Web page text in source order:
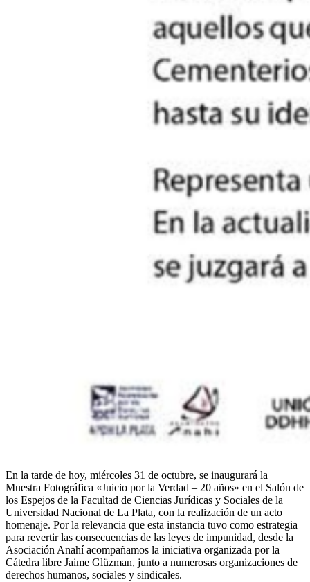
En la tarde de hoy, miércoles 31 de octubre, se inaugurará la
Muestra Fotográfica «Juicio por la Verdad – 20 años» en el Salón de
los Espejos de la Facultad de Ciencias Jurídicas y Sociales de la
Universidad Nacional de La Plata, con la realización de un acto
homenaje. Por la relevancia que esta instancia tuvo como estrategia
para revertir las consecuencias de las leyes de impunidad, desde la
Asociación Anahí acompañamos la iniciativa organizada por la
Cátedra libre Jaime Glüzman, junto a numerosas organizaciones de
derechos humanos, sociales y sindicales.